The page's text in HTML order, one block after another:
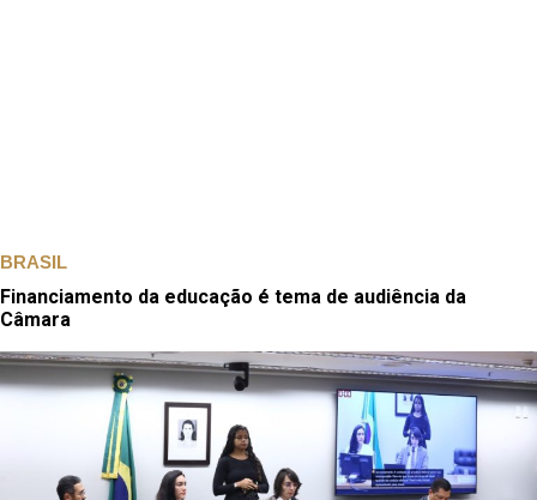
BRASIL
Financiamento da educação é tema de audiência da
Câmara